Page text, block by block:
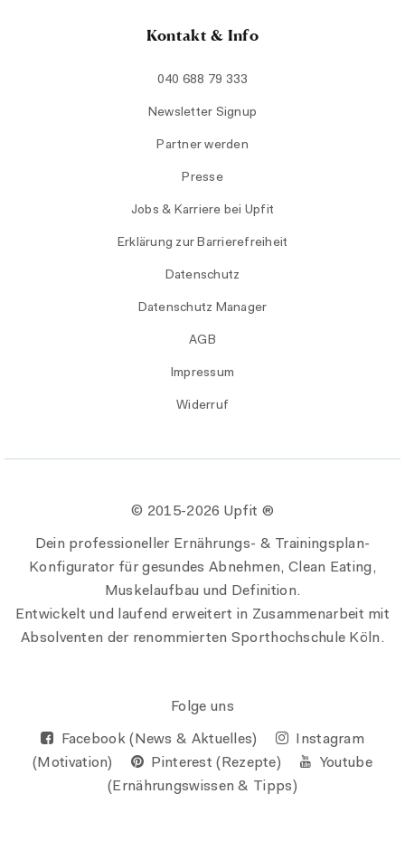
Kontakt & Info
040 688 79 333
Newsletter Signup
Partner werden
Presse
Jobs & Karriere bei Upfit
Erklärung zur Barrierefreiheit
Datenschutz
Datenschutz Manager
AGB
Impressum
Widerruf
© 2015-2026 Upfit ®
Dein professioneller Ernährungs- & Trainingsplan-
Konfigurator für gesundes Abnehmen, Clean Eating,
Muskelaufbau und Definition.
Entwickelt und laufend erweitert in Zusammenarbeit mit
Absolventen der renommierten Sporthochschule Köln.
Folge uns
Facebook (News & Aktuelles)
Instagram
(Motivation)
Pinterest (Rezepte)
Youtube
(Ernährungswissen & Tipps)